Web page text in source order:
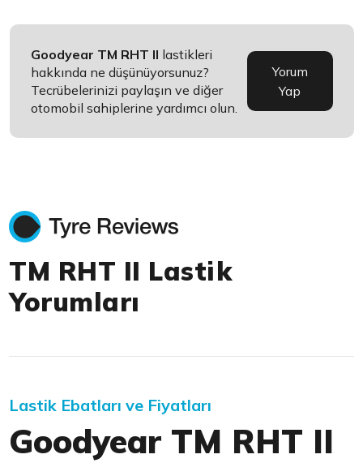
Goodyear TM RHT II lastikleri
hakkında ne düşünüyorsunuz?
Tecrübelerinizi paylaşın ve diğer
otomobil sahiplerine yardımcı olun.
Yorum
Yap
TM RHT II Lastik
Yorumları
Lastik Ebatları ve Fiyatları
Goodyear TM RHT II